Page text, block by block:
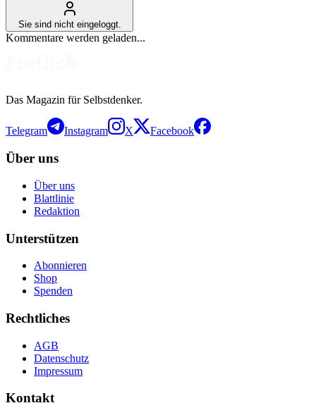
Sie sind nicht eingeloggt.
Kommentare werden geladen...
Das Magazin für Selbstdenker.
Telegram Instagram X Facebook
Über uns
Über uns
Blattlinie
Redaktion
Unterstützen
Abonnieren
Shop
Spenden
Rechtliches
AGB
Datenschutz
Impressum
Kontakt